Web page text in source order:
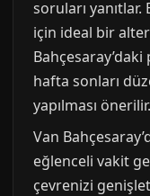
soruları
için ideal bir
hafta sonları
yapılması önerilir.
Van
eğlenceli vakit
çevrenizi